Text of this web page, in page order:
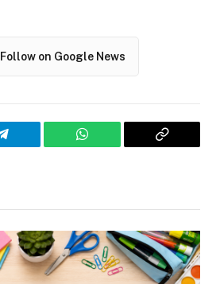
Follow on Google News
Telegram WhatsApp
Copy